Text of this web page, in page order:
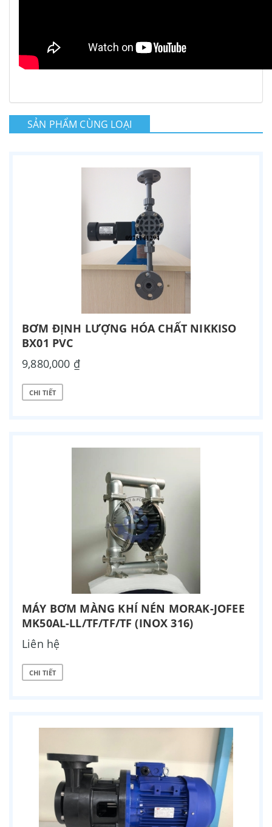
SẢN PHẨM CÙNG LOẠI
BƠM ĐỊNH LƯỢNG HÓA CHẤT NIKKISO
BX01 PVC
9,880,000 ₫
CHI TIẾT
MÁY BƠM MÀNG KHÍ NÉN MORAK-JOFEE
MK50AL-LL/TF/TF/TF (INOX 316)
Liên hệ
CHI TIẾT